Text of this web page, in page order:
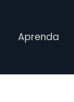
Aprenda